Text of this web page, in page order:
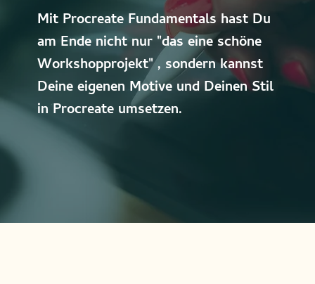
Mit Procreate Fundamentals hast Du
am Ende nicht nur "das eine schöne
Workshopprojekt" , sondern kannst
Deine eigenen Motive und Deinen Stil
in Procreate umsetzen.